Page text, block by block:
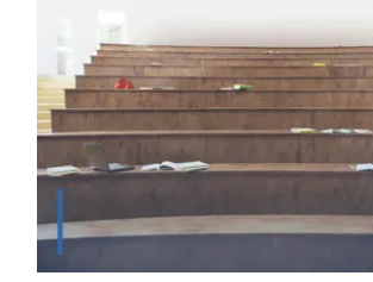
La Licence Sociologue